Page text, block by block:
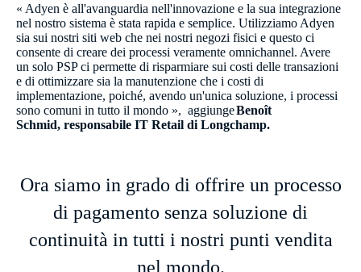
« Adyen è all'avanguardia nell'innovazione e la sua integrazione
nel nostro sistema è stata rapida e semplice. Utilizziamo Adyen
sia sui nostri siti web che nei nostri negozi fisici e questo ci
consente di creare dei processi veramente omnichannel. Avere
un solo PSP ci permette di risparmiare sui costi delle transazioni
e di ottimizzare sia la manutenzione che i costi di
implementazione, poiché, avendo un'unica soluzione, i processi
sono comuni in tutto il mondo », aggiungeBenoît
Schmid, responsabile IT Retail di Longchamp​.
Ora siamo in grado di offrire un processo
di pagamento senza soluzione di
continuità in tutti i nostri punti vendita
nel mondo.